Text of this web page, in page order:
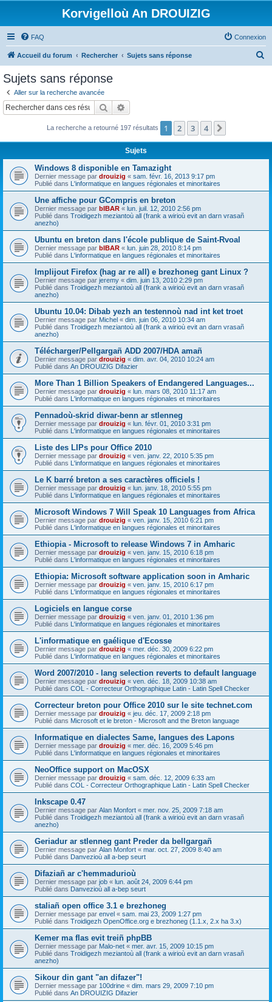
Korvigelloù An DROUIZIG
FAQ Connexion
Accueil du forum Rechercher Sujets sans réponse
c
Sujets sans réponse
Aller sur la recherche avancée
Rechercher
La recherche a retourné 197 résultats 1 2 3 4
Sujets
Windows 8 disponible en Tamazight
Dernier message par drouizig « sam. févr. 16, 2013 9:17 pm
Publié dans L'informatique en langues régionales et minoritaires
Une affiche pour GCompris en breton
Dernier message par bIBAR « lun. juil. 12, 2010 2:56 pm
Publié dans Troidigezh meziantoù all (frank a wirioù evit an darn vrasañ
anezho)
Ubuntu en breton dans l'école publique de Saint-Rvoal
Dernier message par bIBAR « lun. juin 28, 2010 8:14 pm
Publié dans L'informatique en langues régionales et minoritaires
Implijout Firefox (hag ar re all) e brezhoneg gant Linux ?
Dernier message par jeremy « dim. juin 13, 2010 2:29 pm
Publié dans Troidigezh meziantoù all (frank a wirioù evit an darn vrasañ
anezho)
Ubuntu 10.04: Dibab yezh an testennoù nad int ket troet
Dernier message par Michel « dim. juin 06, 2010 10:34 am
Publié dans Troidigezh meziantoù all (frank a wirioù evit an darn vrasañ
anezho)
Télécharger/Pellgargañ ADD 2007/HDA amañ
Dernier message par drouizig « dim. avr. 04, 2010 10:24 am
Publié dans An DROUIZIG Difazier
More Than 1 Billion Speakers of Endangered Languages...
Dernier message par drouizig « lun. mars 08, 2010 11:17 am
Publié dans L'informatique en langues régionales et minoritaires
Pennadoù-skrid diwar-benn ar stlenneg
Dernier message par drouizig « lun. févr. 01, 2010 3:31 pm
Publié dans L'informatique en langues régionales et minoritaires
Liste des LIPs pour Office 2010
Dernier message par drouizig « ven. janv. 22, 2010 5:35 pm
Publié dans L'informatique en langues régionales et minoritaires
Le K barré breton a ses caractères officiels !
Dernier message par drouizig « lun. janv. 18, 2010 5:55 pm
Publié dans L'informatique en langues régionales et minoritaires
Microsoft Windows 7 Will Speak 10 Languages from Africa
Dernier message par drouizig « ven. janv. 15, 2010 6:21 pm
Publié dans L'informatique en langues régionales et minoritaires
Ethiopia - Microsoft to release Windows 7 in Amharic
Dernier message par drouizig « ven. janv. 15, 2010 6:18 pm
Publié dans L'informatique en langues régionales et minoritaires
Ethiopia: Microsoft software application soon in Amharic
Dernier message par drouizig « ven. janv. 15, 2010 6:17 pm
Publié dans L'informatique en langues régionales et minoritaires
Logiciels en langue corse
Dernier message par drouizig « ven. janv. 01, 2010 1:36 pm
Publié dans L'informatique en langues régionales et minoritaires
L'informatique en gaélique d'Ecosse
Dernier message par drouizig « mer. déc. 30, 2009 6:22 pm
Publié dans L'informatique en langues régionales et minoritaires
Word 2007/2010 - lang selection reverts to default language
Dernier message par drouizig « ven. déc. 18, 2009 10:38 am
Publié dans COL - Correcteur Orthographique Latin - Latin Spell Checker
Correcteur breton pour Office 2010 sur le site technet.com
Dernier message par drouizig « jeu. déc. 17, 2009 2:18 pm
Publié dans Microsoft et le breton - Microsoft and the Breton language
Informatique en dialectes Same, langues des Lapons
Dernier message par drouizig « mer. déc. 16, 2009 5:46 pm
Publié dans L'informatique en langues régionales et minoritaires
NeoOffice support on MacOSX
Dernier message par drouizig « sam. déc. 12, 2009 6:33 am
Publié dans COL - Correcteur Orthographique Latin - Latin Spell Checker
Inkscape 0.47
Dernier message par Alan Monfort « mer. nov. 25, 2009 7:18 am
Publié dans Troidigezh meziantoù all (frank a wirioù evit an darn vrasañ
anezho)
Geriadur ar stlenneg gant Preder da bellgargañ
Dernier message par Alan Monfort « mar. oct. 27, 2009 8:40 am
Publié dans Danvezioù all a-bep seurt
Difaziañ ar c'hemmadurioù
Dernier message par job « lun. août 24, 2009 6:44 pm
Publié dans Danvezioù all a-bep seurt
staliañ open office 3.1 e brezhoneg
Dernier message par envel « sam. mai 23, 2009 1:27 pm
Publié dans Troidigezh OpenOffice.org e brezhoneg (1.1.x, 2.x ha 3.x)
Kemer ma flas evit treiñ phpBB
Dernier message par Malo-net « mer. avr. 15, 2009 10:15 pm
Publié dans Troidigezh meziantoù all (frank a wirioù evit an darn vrasañ
anezho)
Sikour din gant "an difazer"!
Dernier message par 100drine « dim. mars 29, 2009 7:10 pm
Publié dans An DROUIZIG Difazier